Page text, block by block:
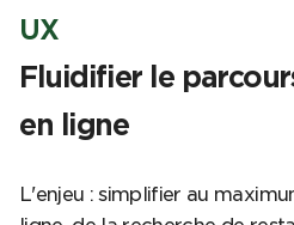
UX
Fluidifier le
en ligne
L'enjeu : simplifier au